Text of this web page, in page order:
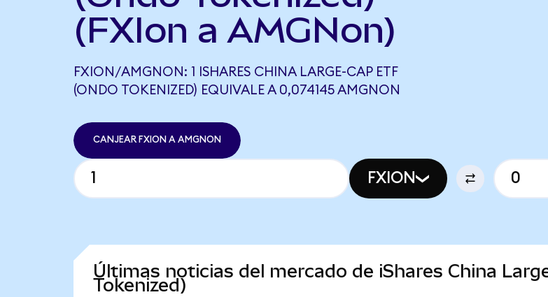
(FXIon a AMGNon)
FXION/AMGNON: 1 ISHARES CHINA LARGE-CAP ETF
(ONDO TOKENIZED) EQUIVALE A 0,074145 AMGNON
CANJEAR FXION A AMGNON
FXION
Últimas noticias del mercado de iShares China
Tokenized)